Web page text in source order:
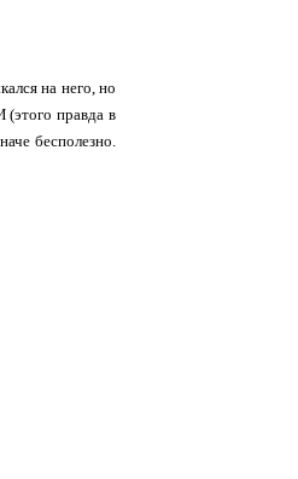
на него, но
правда в
бесполезно.